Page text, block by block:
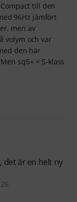
till den
96Hz jämfört
men av
volym och var
den här
sq5+ = S-klass
det är en helt ny